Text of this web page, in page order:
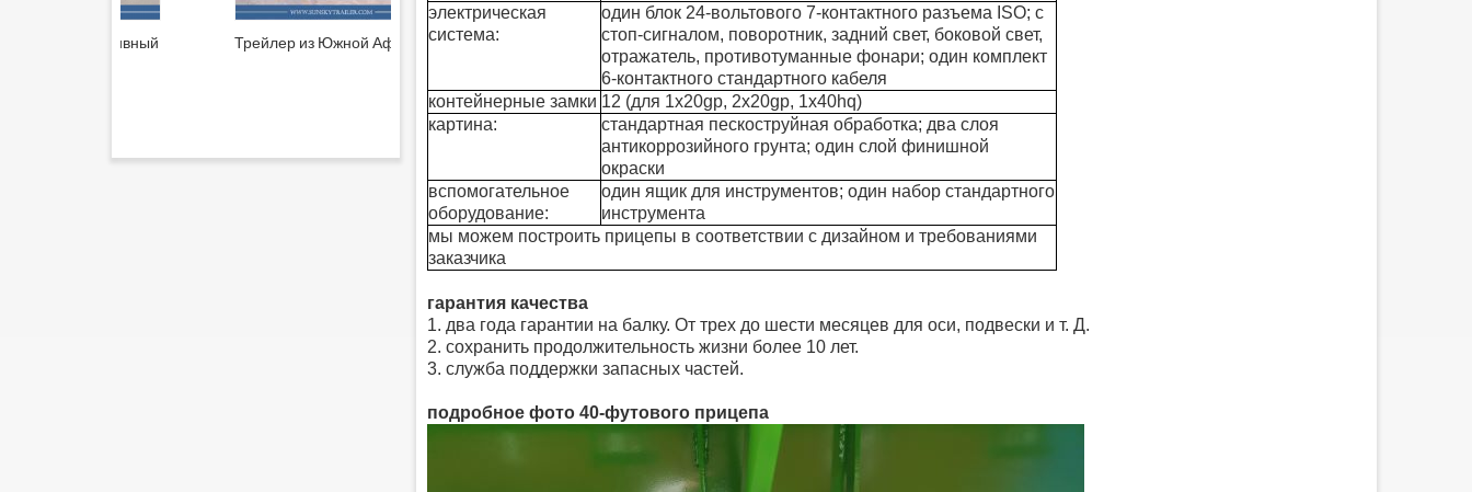
Трейлер из Южной Африки
Прицеп с боковой
80-тонный 6-осный
низкорамный прицеп
60-тонный гидравлический
низкорамный прицеп
электрическая
система:
один блок 24-вольтового 7-контактного разъема ISO; с
стоп-сигналом, поворотник, задний свет, боковой свет,
отражатель, противотуманные фонари; один комплект
6-контактного стандартного кабеля
контейнерные замки 12 (для 1x20gp, 2x20gp, 1x40hq)
картина:
стандартная пескоструйная обработка; два слоя
антикоррозийного грунта; один слой финишной
окраски
вспомогательное
оборудование:
один ящик для инструментов; один набор стандартного
инструмента
мы можем построить прицепы в соответствии с дизайном и требованиями
заказчика
гарантия качества
1. два года гарантии на балку. От трех до шести месяцев для оси, подвески и т. Д.
2. сохранить продолжительность жизни более 10 лет.
3. служба поддержки запасных частей.
подробное фото 40-футового прицепа